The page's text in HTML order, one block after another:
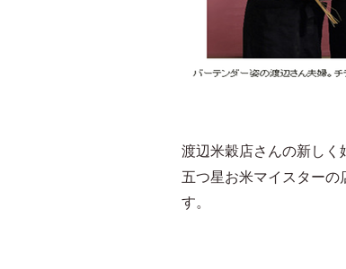
渡辺米穀店さんの新しく
五つ星お米マイスター
す。